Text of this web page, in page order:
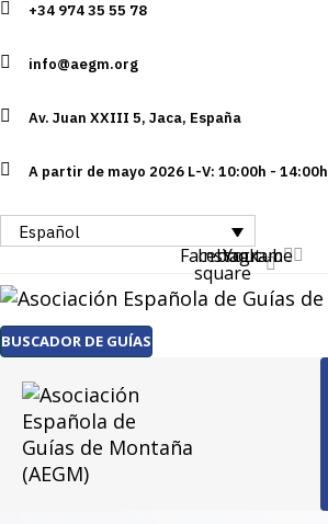
Skip
Skip
primary
+34 974 35 55 78
info@aegm.org
Av. Juan XXIII 5, Jaca, España
A partir de mayo 2026 L-V: 10:00h - 14:00h
Español
Facebook-
square
Instagram
Youtube
BUSCADOR DE GUÍAS